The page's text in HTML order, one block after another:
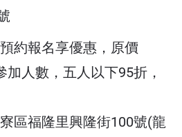
約報名享優惠，原價
人數，五人以下95折，
區福隆里興隆街100號(龍
至當日內不接受取消及更
款項。
素無法參加，於3日前通
2個月內參加活動使用，2